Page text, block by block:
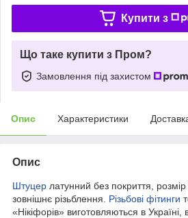
Купити з
Що таке купити з Пром?
Замовлення під захистом
Опис Характеристики
Опис
Штуцер латунний без покриття,
зовнішнє різьблення. Різьбові фітинги
«Нікіфорів» виготовляються в Україні,